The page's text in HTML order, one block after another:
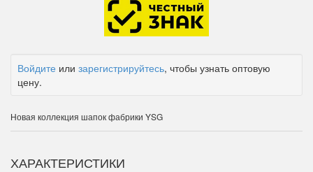
Войдите или зарегистрируйтесь, чтобы узнать оптовую
цену.
Новая коллекция шапок фабрики YSG
ХАРАКТЕРИСТИКИ